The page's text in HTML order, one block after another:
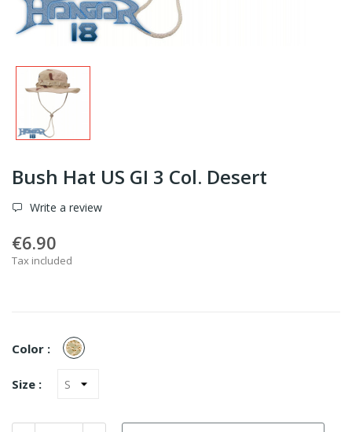
Bush Hat US GI 3 Col. Desert
Write a review
€6.90
Tax included
Color : 3-
Color
Size :